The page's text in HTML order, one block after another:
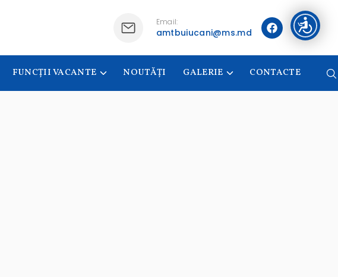
Email:
amtbuiucani@ms.md
FUNCȚII VACANTE NOUTĂȚI GALERIE CONTACTE